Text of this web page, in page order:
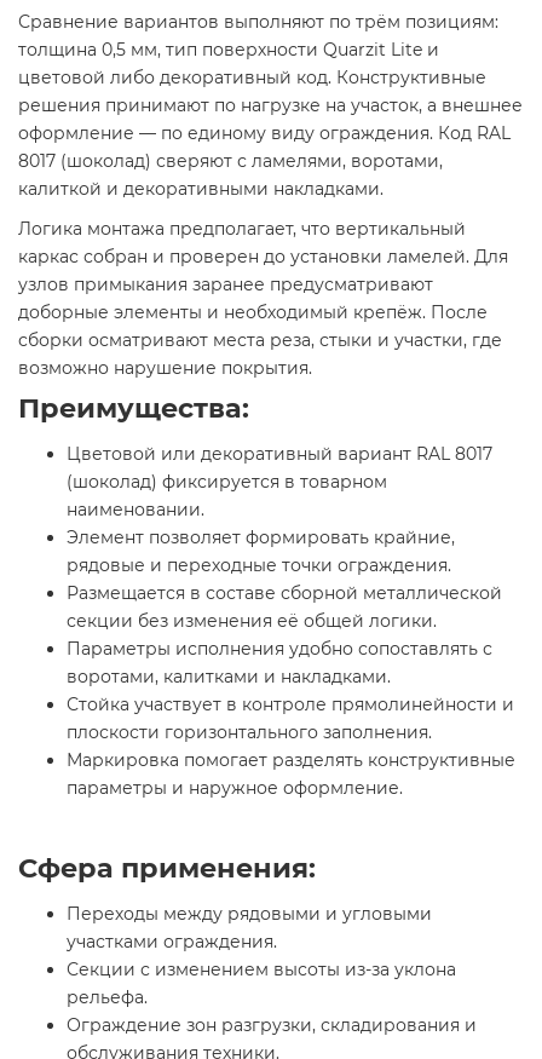
Сравнение вариантов выполняют по трём позициям:
толщина 0,5 мм, тип поверхности Quarzit Lite и
цветовой либо декоративный код. Конструктивные
решения принимают по нагрузке на участок, а внешнее
оформление — по единому виду ограждения. Код RAL
8017 (шоколад) сверяют с ламелями, воротами,
калиткой и декоративными накладками.
Логика монтажа предполагает, что вертикальный
каркас собран и проверен до установки ламелей. Для
узлов примыкания заранее предусматривают
доборные элементы и необходимый крепёж. После
сборки осматривают места реза, стыки и участки, где
возможно нарушение покрытия.
Преимущества:
Цветовой или декоративный вариант RAL 8017
(шоколад) фиксируется в товарном
наименовании.
Элемент позволяет формировать крайние,
рядовые и переходные точки ограждения.
Размещается в составе сборной металлической
секции без изменения её общей логики.
Параметры исполнения удобно сопоставлять с
воротами, калитками и накладками.
Стойка участвует в контроле прямолинейности и
плоскости горизонтального заполнения.
Маркировка помогает разделять конструктивные
параметры и наружное оформление.
Сфера применения:
Переходы между рядовыми и угловыми
участками ограждения.
Секции с изменением высоты из-за уклона
рельефа.
Ограждение зон разгрузки, складирования и
обслуживания техники.